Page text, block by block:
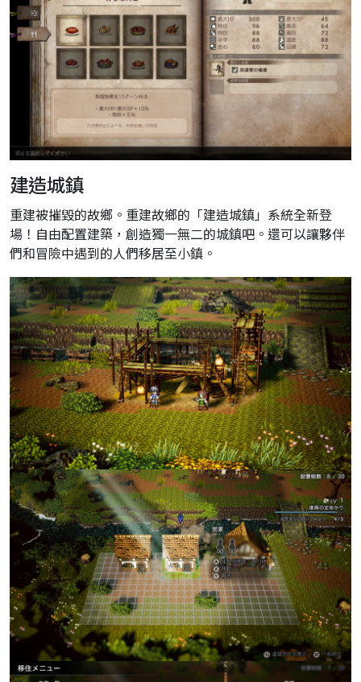
建造城鎮
重建被摧毀的故鄉。重建故鄉的「建造城鎮」系統全新登
場！自由配置建築，創造獨一無二的城鎮吧。還可以讓夥伴
們和冒險中遇到的人們移居至小鎮。